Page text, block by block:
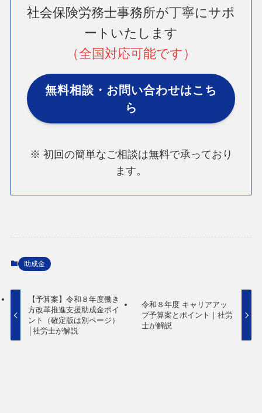
社会保険労務士事務所が丁寧にサポ
ートいたします
（全国対応可能です）
無料相談・お問い合わせはこち
ら
※ 初回の簡単なご相談は無料で承っており
ます。
助成金
【予算案】令和８年度働き
方改革推進支援助成金ポイ
ント（確定版は別ページ）
│社労士が解説
令和８年度 キャリアアッ
プ予算案とポイント｜社労
士が解説